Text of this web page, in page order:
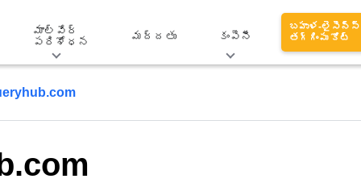
మాల్వేర్
పరిశోధన
మద్దతు కంపెనీ
బహుళ-లైసెన్స్
తగ్గింపు కోట్